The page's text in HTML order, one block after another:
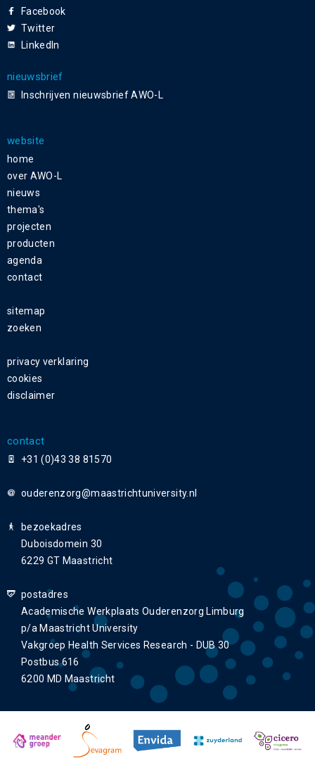
Facebook
Twitter
LinkedIn
nieuwsbrief
Inschrijven nieuwsbrief AWO-L
website
home
over AWO-L
nieuws
thema's
projecten
producten
agenda
contact
sitemap
zoeken
privacy verklaring
cookies
disclaimer
contact
+31 (0)43 38 81570
ouderenzorg
bezoekadres
Duboisdomein 30
6229 GT Maastricht
postadres
Academische Werkplaats Ouderenzorg Limburg
p/a Maastricht University
Vakgroep Health Services Research - DUB 30
Postbus 616
6200 MD Maastricht